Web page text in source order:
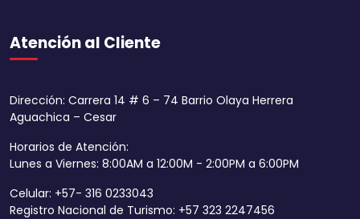
Atención al Cliente
Dirección: Carrera 14 # 6 – 74 Barrio Olaya Herrera
Aguachica – Cesar
Horarios de Atención:
Lunes a Viernes: 8:00AM a 12:00M - 2:00PM a 6:00PM
Celular: +57- 316 0233043
Registro Nacional de Turismo: +57 323 2247456